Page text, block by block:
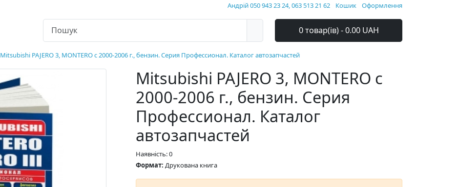
Андрій 050 943 23 24, 063 513 21 62 Кошик Оформлення
0 товар(ів) - 0.00 UAH
Mitsubishi PAJERO 3, MONTERO с 2000-2006 г., бензин. Серия Профессионал. Каталог автозапчастей
Mitsubishi PAJERO 3, MONTERO с
2000-2006 г., бензин. Серия
Профессионал. Каталог
автозапчастей
Наявність: 0
Формат: Друкована книга